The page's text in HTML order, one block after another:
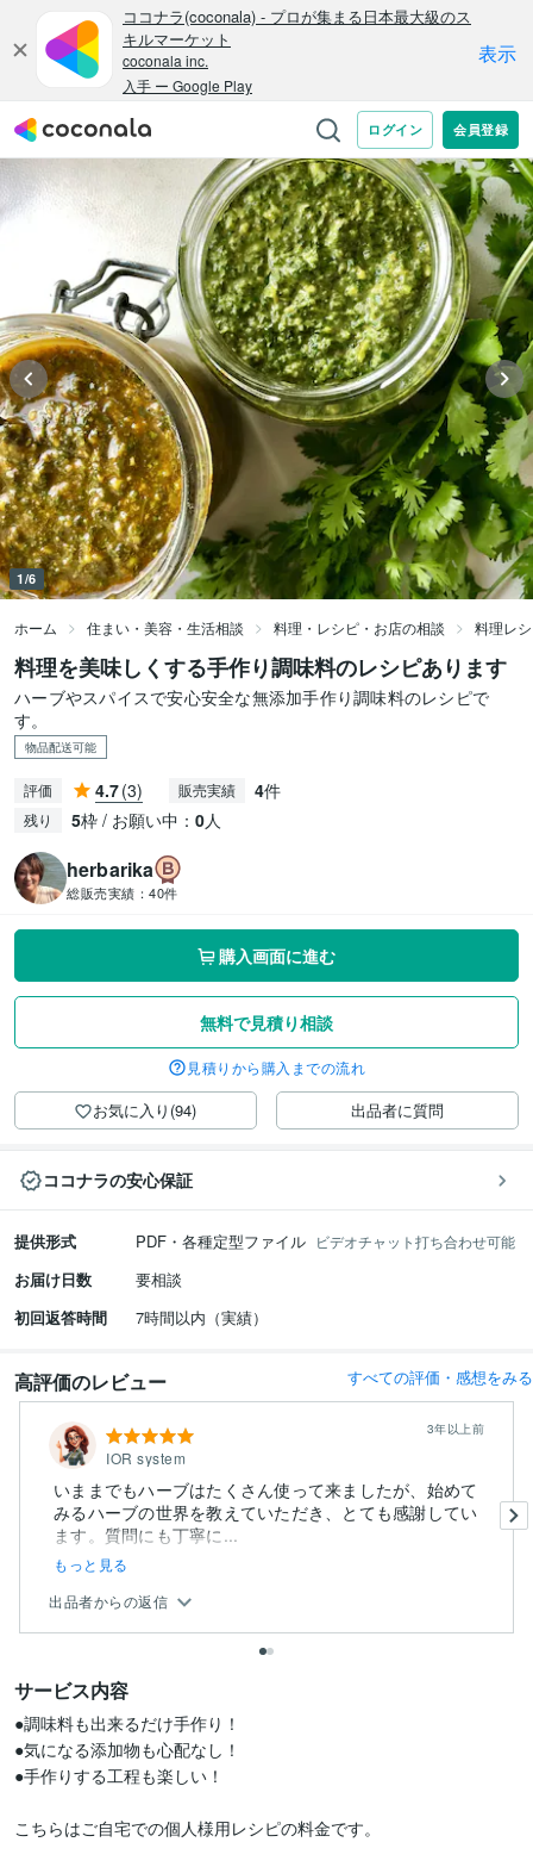
1/6
ホーム 住まい・美容・生活相談 料理・レシピ・お店の相談 料理レ
料理を美味しくする手作り調味料のレシピあります
ハーブやスパイスで安心安全な無添加手作り調味料のレシピで
す。
物品配送可能
評価 4.7(3) 販売実績 4件
残り 5枠 / お願い中： 0人
herbarika
総販売実績： 40件
購入画面に進む
無料で見積り相談
見積りから購入までの流れ
お気に入り(94) 出品者に質問
ココナラの安心保証
提供形式 PDF・各種定型ファイル ビデオチャット打ち合わせ可能
お届け日数
要相談
初回返答時間
7時間以内（実績）
高評価のレビュー すべての評価・感想をみる
IOR system
3年以上前
いままでもハーブはたくさん使って来ましたが、始めて
みるハーブの世界を教えていただき、とても感謝してい
ます。質問にも丁寧に...
もっと見る
出品者からの返信
サービス内容
●調味料も出来るだけ手作り！
●気になる添加物も心配なし！
●手作りする工程も楽しい！
こちらはご自宅での個人様用レシピの料金です。